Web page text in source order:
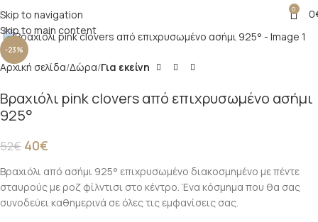
Skip to navigation
Skip to main content
0 0
-23%
Click to enlarge
Αρχική σελίδα Δώρα Για εκείνη
Βραχιόλι pink clovers από επιχρυσωμένο ασήμι
925°
52€ 40€
Βραχιόλι από ασήμι 925° επιχρυσωμένο διακοσμημένο με πέντε
σταυρούς με ροζ φίλντισι στο κέντρο. Ένα κόσμημα που θα σας
συνοδεύει καθημερινά σε όλες τις εμφανίσεις σας.